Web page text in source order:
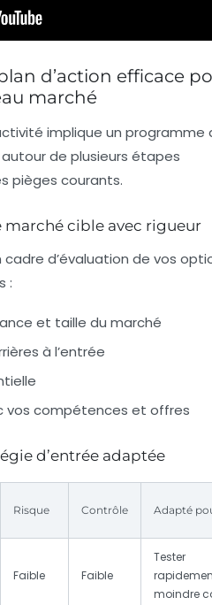
d’action efficace
marché
implique un programme
de plusieurs étapes
pièges courants.
marché cible avec rigueur
cadre d’évaluation de vos
:
et taille du marché
à l’entrée
vos compétences et offres
d’entrée adaptée
Risque Contrôle Adapté
Faible Faible
Tester
moindre